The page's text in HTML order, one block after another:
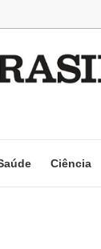
Ciência